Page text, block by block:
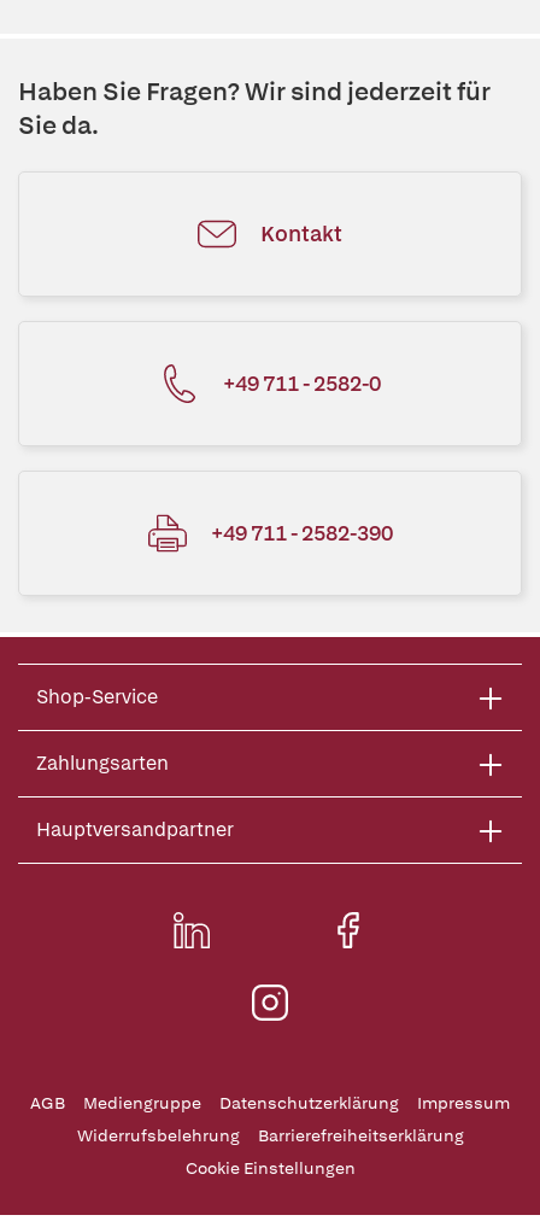
Haben Sie Fragen? Wir sind jederzeit für
Sie da.
Kontakt
+49 711 - 2582-0
+49 711 - 2582-390
Shop-Service
Zahlungsarten
Hauptversandpartner
AGB Mediengruppe Datenschutzerklärung
Impressum
Widerrufsbelehrung
Barrierefreiheitserklärung
Cookie Einstellungen